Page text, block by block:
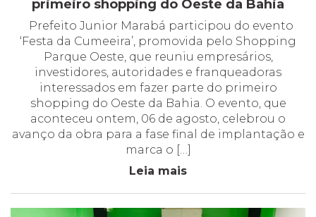
primeiro shopping do Oeste da Bahia
Prefeito Junior Marabá participou do evento
‘Festa da Cumeeira’, promovida pelo Shopping
Parque Oeste, que reuniu empresários,
investidores, autoridades e franqueadoras
interessados em fazer parte do primeiro
shopping do Oeste da Bahia. O evento, que
aconteceu ontem, 06 de agosto, celebrou o
avanço da obra para a fase final de implantação e
marca o […]
Leia mais